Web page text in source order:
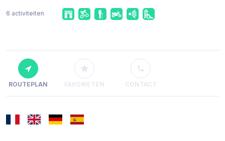
6 activiteiten
ROUTEPLAN FAVORIETEN CONTACT